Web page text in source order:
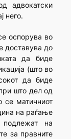
адвокатски
него.
оспорува во
доставува до
да биде
(што во
да биде
што дел од
се матичниот
на раѓање
на
за правните